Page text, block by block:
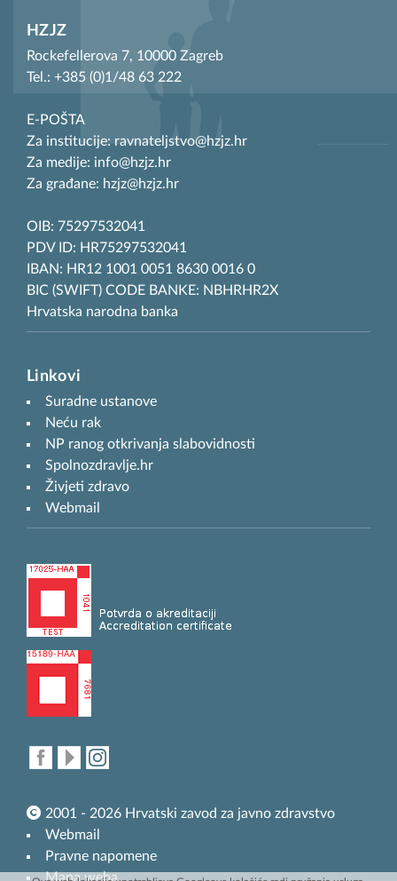
HZJZ
Rockefellerova 7, 10000 Zagreb
Tel.: +385 (0)1/48 63 222
E-POŠTA
Za institucije: ravnateljstvo@hzjz.hr
Za medije: info@hzjz.hr
Za građane: hzjz@hzjz.hr
OIB: 75297532041
PDV ID: HR75297532041
IBAN: HR12 1001 0051 8630 0016 0
BIC (SWIFT) CODE BANKE: NBHRHR2X
Hrvatska narodna banka
Linkovi
Suradne ustanove
Neću rak
NP ranog otkrivanja slabovidnosti
Spolnozdravlje.hr
Živjeti zdravo
Webmail
2001 - 2026 Hrvatski zavod za javno zdravstvo
Webmail
Pravne napomene
Mapa weba